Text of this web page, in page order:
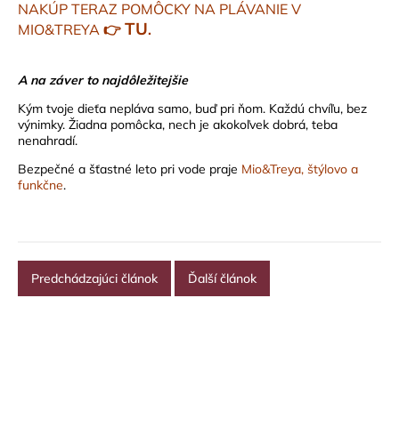
NAKÚP TERAZ POMÔCKY NA PLÁVANIE V
MIO&TREYA 👉️ TU.
A na záver to najdôležitejšie
Kým tvoje dieťa nepláva samo, buď pri ňom. Každú chvíľu, bez
výnimky. Žiadna pomôcka, nech je akokoľvek dobrá, teba
nenahradí.
Bezpečné a šťastné leto pri vode praje Mio&Treya, štýlovo a
funkčne.
Predchádzajúci článok Ďalší článok